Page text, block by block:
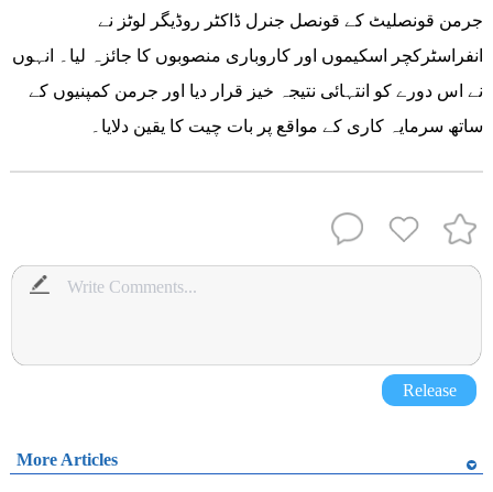
جرمن قونصلیٹ کے قونصل جنرل ڈاکٹر روڈیگر لوٹز نے
انفراسٹرکچر اسکیموں اور کاروباری منصوبوں کا جائزہ لیا۔ انہوں
نے اس دورے کو انتہائی نتیجہ خیز قرار دیا اور جرمن کمپنیوں کے
ساتھ سرمایہ کاری کے مواقع پر بات چیت کا یقین دلایا۔
Release
More Articles